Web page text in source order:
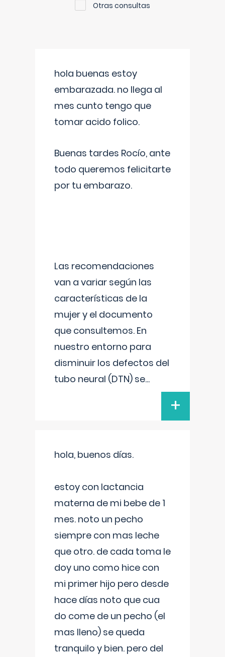
Otras consultas
hola buenas estoy
embarazada. no llega al
mes cunto tengo que
tomar acido folico.
Buenas tardes Rocío, ante
todo queremos felicitarte
por tu embarazo.
Las recomendaciones
van a variar según las
características de la
mujer y el documento
que consultemos. En
nuestro entorno para
disminuir los defectos del
tubo neural (DTN) se...
+
hola, buenos días.
estoy con lactancia
materna de mi bebe de 1
mes. noto un pecho
siempre con mas leche
que otro. de cada toma le
doy uno como hice con
mi primer hijo pero desde
hace días noto que cua
do come de un pecho (el
mas lleno) se queda
tranquilo y bien. pero del